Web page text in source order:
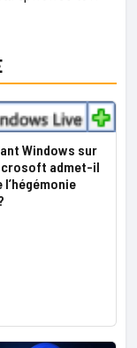
Windows sur
admet-il
l’hégémonie